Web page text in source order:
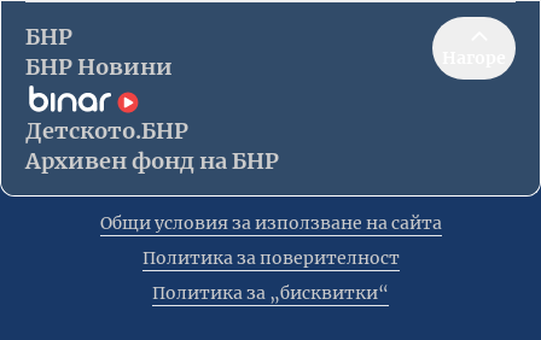
БНР
БНР Новини
Детското.БНР
Архивен фонд на БНР
Общи условия за използване на сайта
Политика за поверителност
Политика за „бисквитки“